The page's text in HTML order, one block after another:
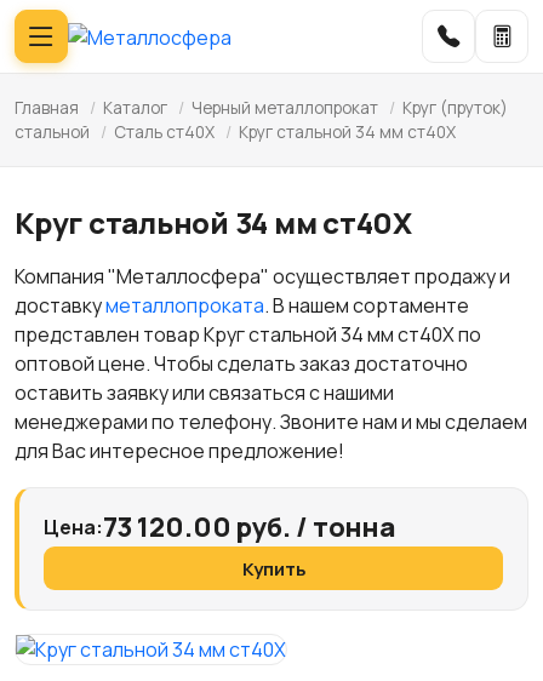
Главная / Каталог / Черный металлопрокат / Круг (пруток)
стальной
/ Сталь ст40Х / Круг стальной 34 мм ст40Х
Круг стальной 34 мм ст40Х
Компания "Металлосфера" осуществляет продажу и
доставкуметаллопроката. В нашем сортаменте
представлен товар Круг стальной 34 мм ст40Х по
оптовой цене. Чтобы сделать заказ достаточно
оставить заявку или связаться с нашими
менеджерами по телефону. Звоните нам и мы сделаем
для Вас интересное предложение!
Цена:73 120.00 руб. / тонна
Купить